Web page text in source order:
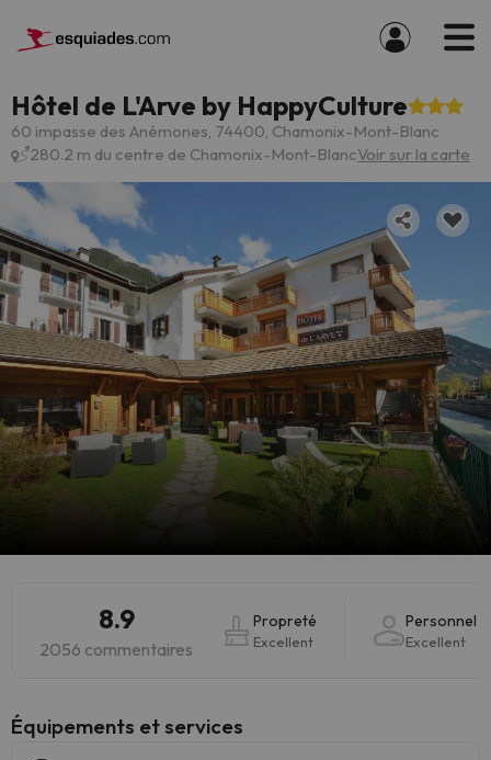
Hôtel de L'Arve by HappyCulture
60 impasse des Anémones, 74400, Chamonix-Mont-Blanc
280.2 m du centre de Chamonix-Mont-BlancVoir sur la carte
8.9
2056 commentaires
Propreté
Excellent
Personnel
Excellent
​Équipements et services